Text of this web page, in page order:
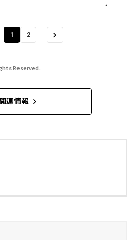
1 2
Reserved.
関連情報